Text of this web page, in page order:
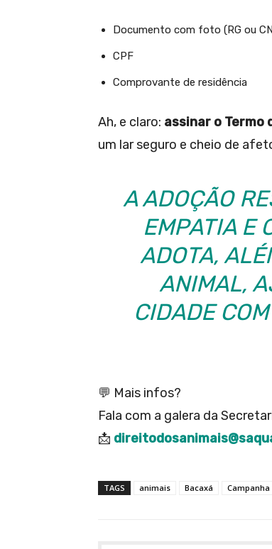
Documento com foto (RG ou
CPF
Comprovante de residência
Ah, e claro: assinar o Termo
um lar seguro e cheio de
A ADOÇÃO
EMPATIA E
ADOTA,
ANIMAL,
CIDADE
💬 Mais infos?
Fala com a galera da
📩
TAGS animais Bacaxá